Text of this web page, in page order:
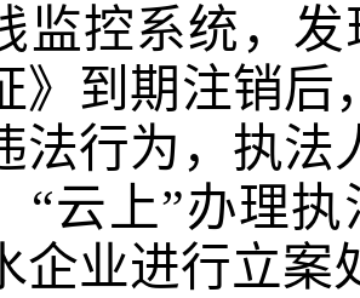
监控系统，发
》到期注销后
法行为，执法
“云上”办理
企业进行立案